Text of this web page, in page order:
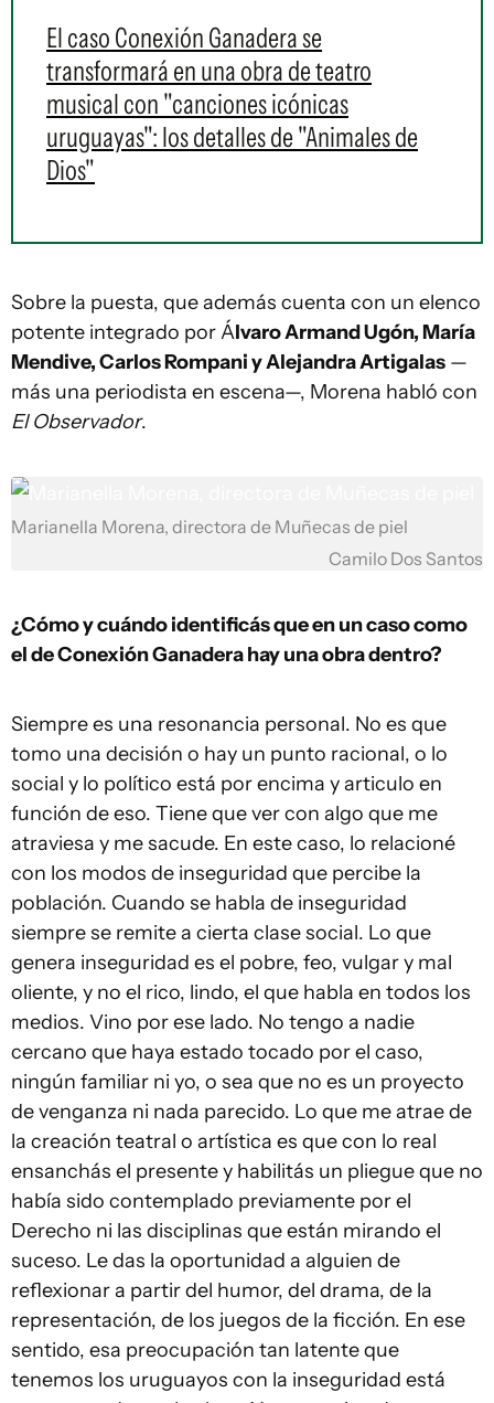
El caso Conexión Ganadera se
transformará en una obra de teatro
musical con "canciones icónicas
uruguayas": los detalles de "Animales de
Dios"
Sobre la puesta, que además cuenta con un elenco
potente integrado por Álvaro Armand Ugón, María
Mendive, Carlos Rompani y Alejandra Artigalas —
más una periodista en escena—, Morena habló con
El Observador.
Marianella Morena, directora de Muñecas de piel
Camilo Dos Santos
¿Cómo y cuándo identificás que en un caso como
el de Conexión Ganadera hay una obra dentro?
Siempre es una resonancia personal. No es que
tomo una decisión o hay un punto racional, o lo
social y lo político está por encima y articulo en
función de eso. Tiene que ver con algo que me
atraviesa y me sacude. En este caso, lo relacioné
con los modos de inseguridad que percibe la
población. Cuando se habla de inseguridad
siempre se remite a cierta clase social. Lo que
genera inseguridad es el pobre, feo, vulgar y mal
oliente, y no el rico, lindo, el que habla en todos los
medios. Vino por ese lado. No tengo a nadie
cercano que haya estado tocado por el caso,
ningún familiar ni yo, o sea que no es un proyecto
de venganza ni nada parecido. Lo que me atrae de
la creación teatral o artística es que con lo real
ensanchás el presente y habilitás un pliegue que no
había sido contemplado previamente por el
Derecho ni las disciplinas que están mirando el
suceso. Le das la oportunidad a alguien de
reflexionar a partir del humor, del drama, de la
representación, de los juegos de la ficción. En ese
sentido, esa preocupación tan latente que
tenemos los uruguayos con la inseguridad está